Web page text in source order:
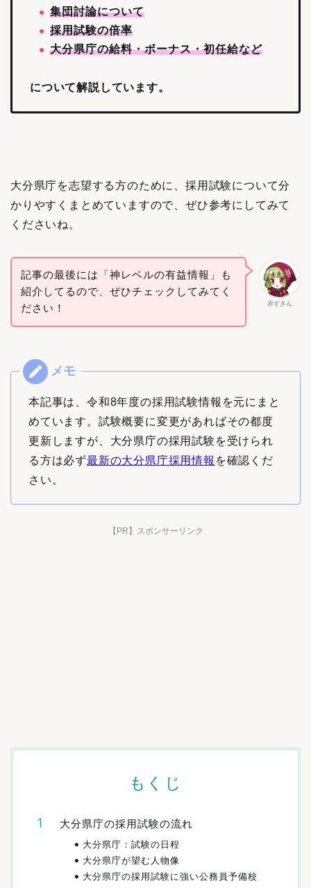
集団討論について
採用試験の倍率
大分県庁の給料・ボーナス・初任給など
について解説しています。
大分県庁を志望する方のために、採用試験について分
かりやすくまとめていますので、ぜひ参考にしてみて
くださいね。
赤ずきん
記事の最後には「神レベルの有益情報」も
紹介してるので、ぜひチェックしてみてく
ださい！
本記事は、令和8年度の採用試験情報を元にまと
めています。試験概要に変更があればその都度
更新しますが、大分県庁の採用試験を受けられ
る方は必ず最新の大分県庁採用情報 を確認くだ
さい。
【PR】スポンサーリンク
もくじ
大分県庁の採用試験の流れ
大分県庁：試験の日程
大分県庁が望む人物像
大分県庁の採用試験に強い公務員予備校